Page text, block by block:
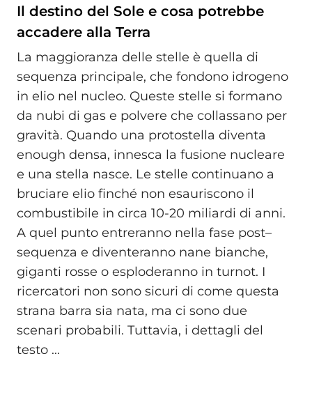
Il destino del Sole e cosa potrebbe
accadere alla Terra
La maggioranza delle stelle è quella di
sequenza principale, che fondono idrogeno
in elio nel nucleo. Queste stelle si formano
da nubi di gas e polvere che collassano per
gravità. Quando una protostella diventa
enough densa, innesca la fusione nucleare
e una stella nasce. Le stelle continuano a
bruciare elio finché non esauriscono il
combustibile in circa 10-20 miliardi di anni.
A quel punto entreranno nella fase post–
sequenza e diventeranno nane bianche,
giganti rosse o esploderanno in turnot. I
ricercatori non sono sicuri di come questa
strana barra sia nata, ma ci sono due
scenari probabili. Tuttavia, i dettagli del
testo ...